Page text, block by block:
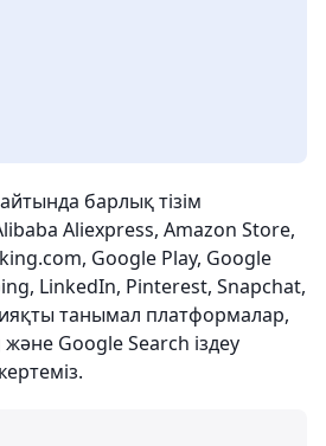
барлық тізім
Aliexpress, Amazon Store,
Google Play, Google
LinkedIn, Pinterest, Snapchat,
танымал платформалар,
Google Search іздеу